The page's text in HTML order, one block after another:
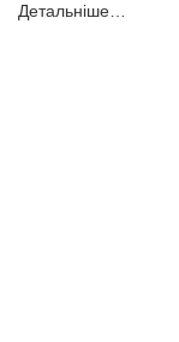
Детальніше…